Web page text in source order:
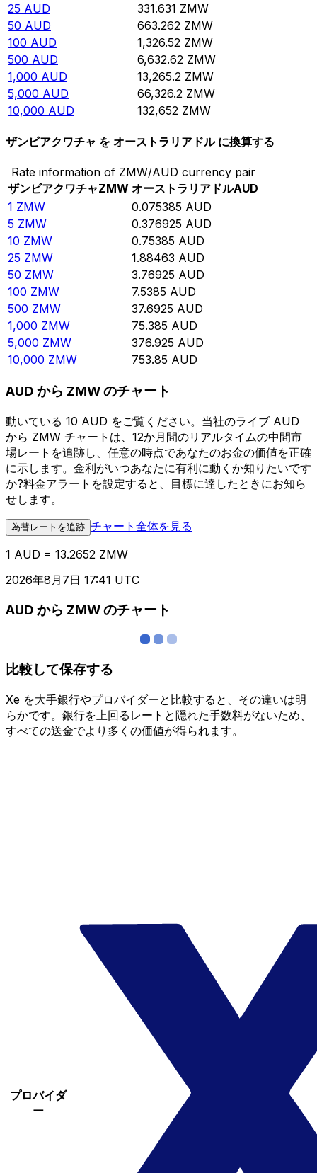
25 AUD 331.631 ZMW
50 AUD 663.262 ZMW
100 AUD 1,326.52 ZMW
500 AUD 6,632.62 ZMW
1,000 AUD 13,265.2 ZMW
5,000 AUD 66,326.2 ZMW
10,000 AUD 132,652 ZMW
ザンビアクワチャ を オーストラリアドル に換算する
Rate information of ZMW/AUD currency pair
ザンビアクワチャZMW オーストラリアドルAUD
1 ZMW 0.075385 AUD
5 ZMW 0.376925 AUD
10 ZMW 0.75385 AUD
25 ZMW 1.88463 AUD
50 ZMW 3.76925 AUD
100 ZMW 7.5385 AUD
500 ZMW 37.6925 AUD
1,000 ZMW 75.385 AUD
5,000 ZMW 376.925 AUD
10,000 ZMW 753.85 AUD
AUD から ZMW のチャート
動いている 10 AUD をご覧ください。当社のライブ AUD
から ZMW チャートは、12か月間のリアルタイムの中間市
場レートを追跡し、任意の時点であなたのお金の価値を正確
に示します。金利がいつあなたに有利に動くか知りたいです
か?料金アラートを設定すると、目標に達したときにお知ら
せします。
為替レートを追跡 チャート全体を見る
1 AUD = 13.2652 ZMW
2026年8月7日 17:41 UTC
AUD から ZMW のチャート
比較して保存する
Xe を大手銀行やプロバイダーと比較すると、その違いは明
らかです。銀行を上回るレートと隠れた手数料がないため、
すべての送金でより多くの価値が得られます。
プロバイダ
ー